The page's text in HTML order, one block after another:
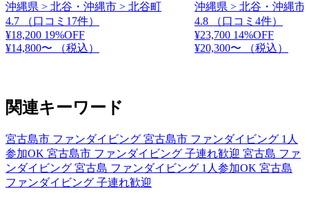
沖縄県 > 北谷・沖縄市 > 北谷町
4.7
（口コミ17件）
¥18,200 19%OFF
¥14,800〜
（税込）
沖縄県 > 北谷・沖縄市
4.8
（口コミ4件）
¥23,700 14%OFF
¥20,300〜
（税込）
関連キーワード
宮古島市 ファンダイビング 宮古島市 ファンダイビング 1人
参加OK 宮古島市 ファンダイビング 子連れ歓迎 宮古島 ファ
ンダイビング 宮古島 ファンダイビング 1人参加OK 宮古島
ファンダイビング 子連れ歓迎